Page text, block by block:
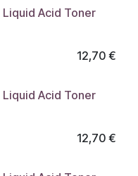
Acid Toner
12,70€
Acid Toner
12,70€